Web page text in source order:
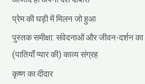
प्रेम की घड़ी में मिलन जो हुआ
पुस्तक समीक्षा: संवेदनाओं और जीवन-दर्शन
(पातियाँ प्यार की) काव्य संग्रह
कृष्ण का दीदार